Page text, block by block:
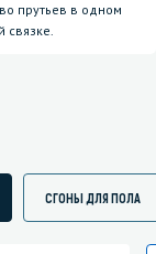
прутьев в одном
связке.
СГОНЫ ДЛЯ ПОЛА